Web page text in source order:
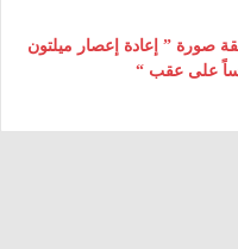
صورة ” إعادة إعصار ميلتون
على عقب “